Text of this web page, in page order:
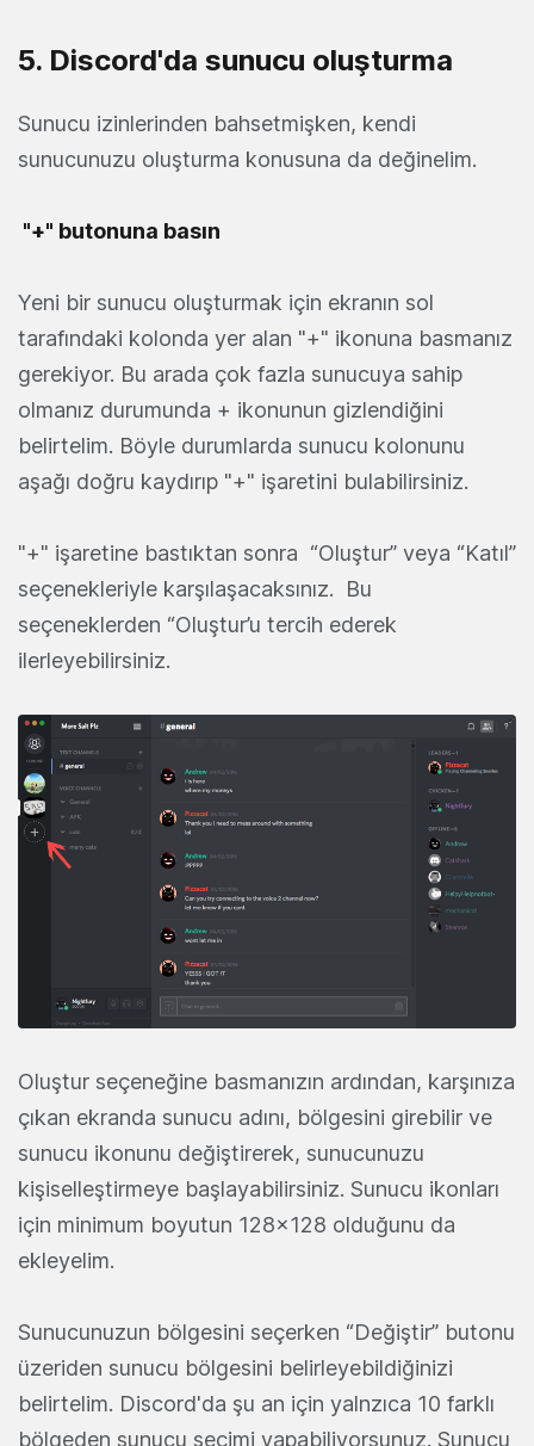
5. Discord'da sunucu oluşturma
Sunucu izinlerinden bahsetmişken, kendi
sunucunuzu oluşturma konusuna da değinelim.
"+" butonuna basın
Yeni bir sunucu oluşturmak için ekranın sol
tarafındaki kolonda yer alan "+" ikonuna basmanız
gerekiyor. Bu arada çok fazla sunucuya sahip
olmanız durumunda + ikonunun gizlendiğini
belirtelim. Böyle durumlarda sunucu kolonunu
aşağı doğru kaydırıp "+" işaretini bulabilirsiniz.
"+" işaretine bastıktan sonra “Oluştur” veya “Katıl”
seçenekleriyle karşılaşacaksınız. Bu
seçeneklerden “Oluştur’u tercih ederek
ilerleyebilirsiniz.
Oluştur seçeneğine basmanızın ardından, karşınıza
çıkan ekranda sunucu adını, bölgesini girebilir ve
sunucu ikonunu değiştirerek, sunucunuzu
kişiselleştirmeye başlayabilirsiniz. Sunucu ikonları
için minimum boyutun 128x128 olduğunu da
ekleyelim.
Sunucunuzun bölgesini seçerken “Değiştir” butonu
üzeriden sunucu bölgesini belirleyebildiğinizi
belirtelim. Discord'da şu an için yalnzıca 10 farklı
bölgeden sunucu seçimi yapabiliyorsunuz. Sunucu